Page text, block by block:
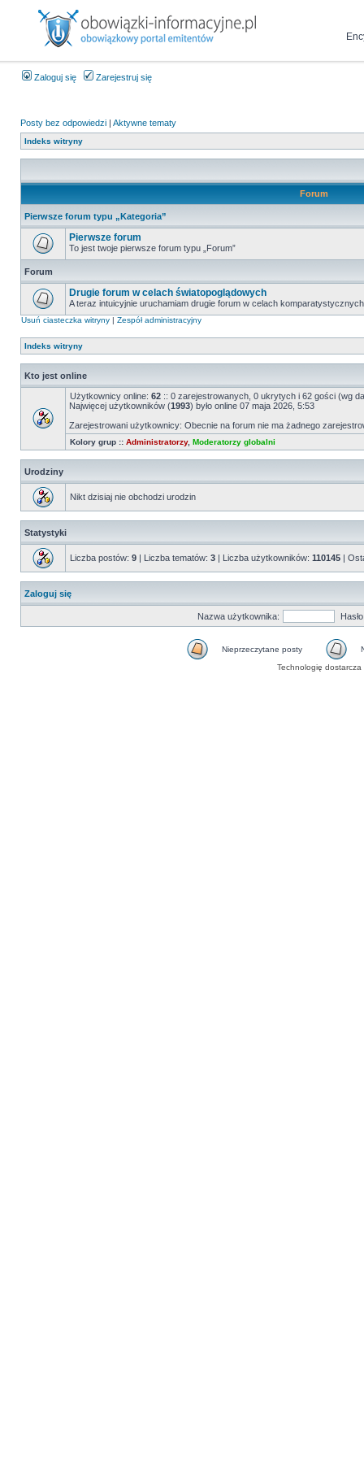
Zaloguj się Zarejestruj się
Posty bez odpowiedzi | Aktywne tematy
Indeks witryny
Forum
Pierwsze forum typu „Kategoria”
Pierwsze forum
To jest twoje pierwsze forum typu „Forum”
Forum
Drugie forum w celach światopoglądowych
A teraz intuicyjnie uruchamiam drugie forum w celach
Usuń ciasteczka witryny | Zespół administracyjny
Indeks witryny
Kto jest online
Użytkownicy online: 62 :: 0 zarejestrowanych, 0 ukrytych i 62 gości (wg
Najwięcej użytkowników (1993) było online 07 maja 2026, 5:53
Zarejestrowani użytkownicy: Obecnie na forum nie ma żadnego
Kolory grup :: Administratorzy, Moderatorzy globalni
Urodziny
Nikt dzisiaj nie obchodzi urodzin
Statystyki
Liczba postów: 9 | Liczba tematów: 3 | Liczba użytkowników: 110145 |
Zaloguj się
Nazwa użytkownika:
Nieprzeczytane posty
Technologię dostarcza